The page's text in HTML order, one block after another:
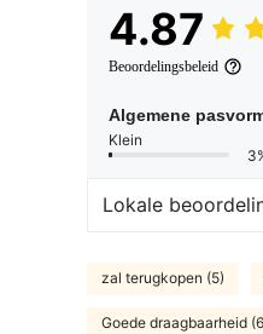
4.87
Beoordelingsbeleid
Algemene
Klein
Lokale
zal terugkopen (5)
Goede draagbaarheid